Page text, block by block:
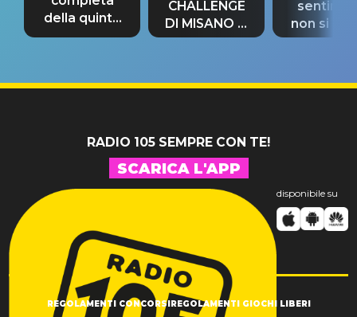
della quinta
tappa
CHALLENGE
DI MISANO si
riconferma
non si
fino alla
RADIO 105 SEMPRE CON TE!
SCARICA L'APP
disponibile su
REGOLAMENTI CONCORSIREGOLAMENTI GIOCHI LIBERI